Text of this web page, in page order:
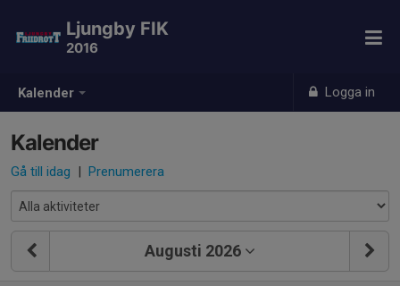
Kalender Logga in
Ljungby FIK
2016
Kalender
Gå till idag | Prenumerera
Augusti 2026